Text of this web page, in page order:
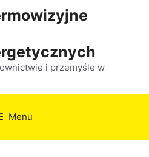
i przemyśle w
Menu